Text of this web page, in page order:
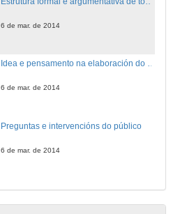
6 de mar. de 2014
Idea e pensamento na elaboración do traballo científico no campo xurídico
6 de mar. de 2014
Preguntas e intervencións do público
6 de mar. de 2014